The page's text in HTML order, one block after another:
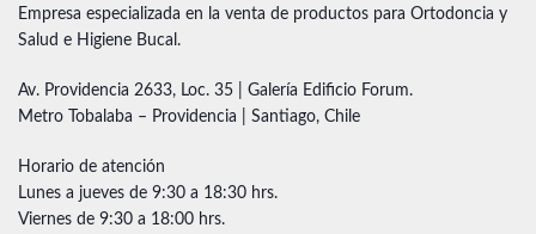
Empresa especializada en la venta de productos para Ortodoncia y
Salud e Higiene Bucal.
Av. Providencia 2633, Loc. 35 | Galería Edificio Forum.
Metro Tobalaba – Providencia | Santiago, Chile
Horario de atención
Lunes a jueves de 9:30 a 18:30 hrs.
Viernes de 9:30 a 18:00 hrs.